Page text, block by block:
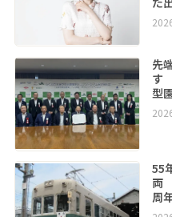
先
す
型
55
両
周